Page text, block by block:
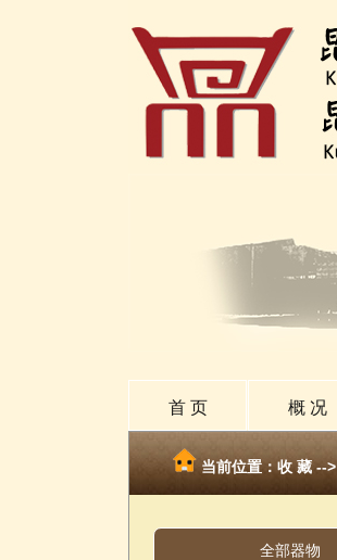
首 页 概 况
当前位置： 收 藏-->
全部器物